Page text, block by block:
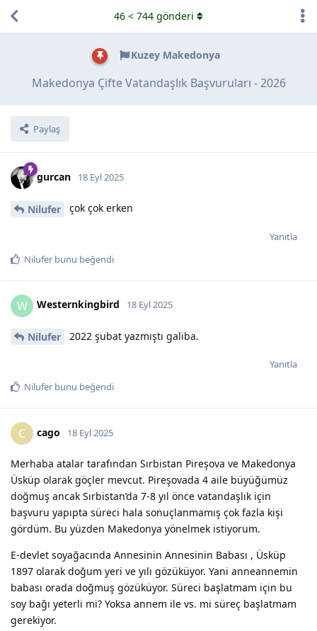
Kuzey Makedonya
Makedonya Çifte Vatandaşlık Başvuruları - 2026
Paylaş
46 < 744 gönderi
gurcan 18 Eyl 2025
Nilufer çok çok erken
Yanıtla
Nilufer bunu beğendi
W Westernkingbird 18 Eyl 2025
Nilufer 2022 şubat yazmıştı galiba.
Yanıtla
Nilufer bunu beğendi
C cago 18 Eyl 2025
Merhaba atalar tarafından Sırbistan Pireşova ve Makedonya
Üsküp olarak göçler mevcut. Pireşovada 4 aile büyüğümüz
doğmuş ancak Sırbistan’da 7-8 yıl önce vatandaşlık için
başvuru yapıpta süreci hala sonuçlanmamış çok fazla kişi
gördüm. Bu yüzden Makedonya yönelmek istiyorum.
E-devlet soyağacında Annesinin Annesinin Babası , Üsküp
1897 olarak doğum yeri ve yılı gözüküyor. Yani anneannemin
babası orada doğmuş gözüküyor. Süreci başlatmam için bu
soy bağı yeterli mi? Yoksa annem ile vs. mi süreç başlatmam
gerekiyor.